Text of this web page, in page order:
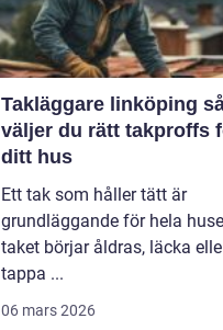
Takläggare linköping så
väljer du rätt takproffs
ditt hus
Ett tak som håller tätt är
grundläggande för hela
taket börjar åldras, läcka
tappa ...
06 mars 2026